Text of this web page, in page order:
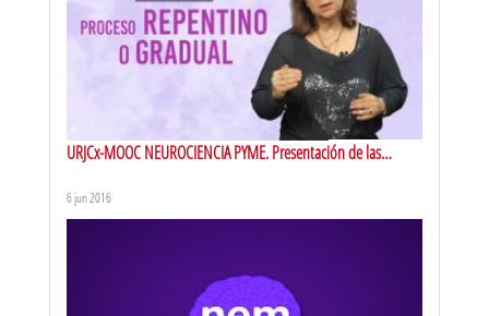
URJCx-MOOC NEUROCIENCIA PYME. Presentación de las
6 jun 2016